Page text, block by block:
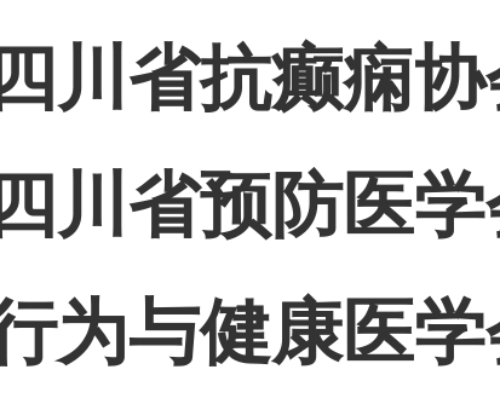
川省抗癫痫
川省预防医
为与健康医